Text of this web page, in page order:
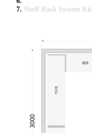
Shelf Rack System Kit